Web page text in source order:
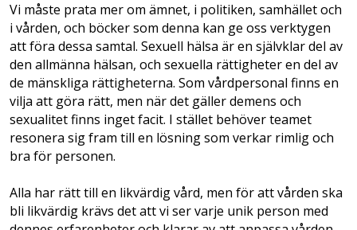
Vi måste prata mer om ämnet, i politiken, samhället och
i vården, och böcker som denna kan ge oss verktygen
att föra dessa samtal. Sexuell hälsa är en självklar del av
den allmänna hälsan, och sexuella rättigheter en del av
de mänskliga rättigheterna. Som vårdpersonal finns en
vilja att göra rätt, men när det gäller demens och
sexualitet finns inget facit. I stället behöver teamet
resonera sig fram till en lösning som verkar rimlig och
bra för personen.
Alla har rätt till en likvärdig vård, men för att vården ska
bli likvärdig krävs det att vi ser varje unik person med